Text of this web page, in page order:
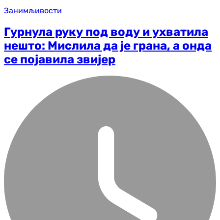
Занимљивости
Гурнула руку под воду и ухватила
нешто: Мислила да је грана, а онда
се појавила звијер